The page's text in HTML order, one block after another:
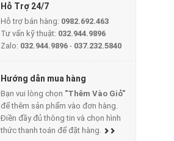
Hỗ Trợ 24/7
Hỗ trợ bán hàng: 0982.692.463
Tư vấn kỹ thuật: 032.944.9896
Zalo: 032.944.9896 - 037.232.5840
Hướng dẫn mua hàng
Bạn vui lòng chọn "Thêm Vào Giỏ"
để thêm sản phẩm vào đơn hàng.
Điền đầy đủ thông tin và chọn hình
thức thanh toán để đặt hàng.